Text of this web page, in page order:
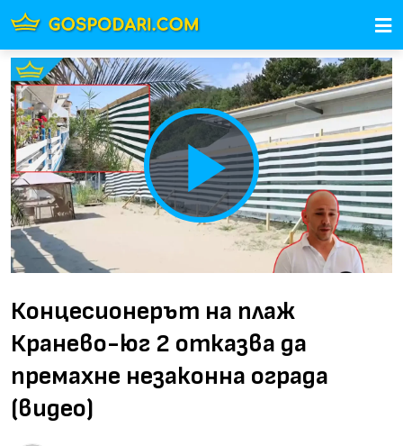
Play
Video
Концесионерът на плаж
Кранево-юг 2 отказва да
премахне незаконна ограда
(видео)